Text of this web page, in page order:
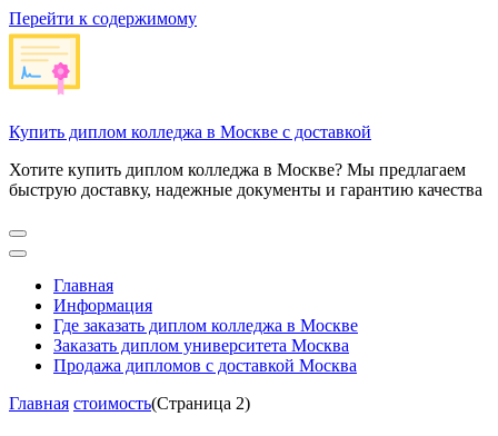
Перейти к содержимому
Купить диплом колледжа в Москве с доставкой
Хотите купить диплом колледжа в Москве? Мы предлагаем
быструю доставку, надежные документы и гарантию качества
Главная
Информация
Где заказать диплом колледжа в Москве
Заказать диплом университета Москва
Продажа дипломов с доставкой Москва
Главная стоимость(Страница 2)